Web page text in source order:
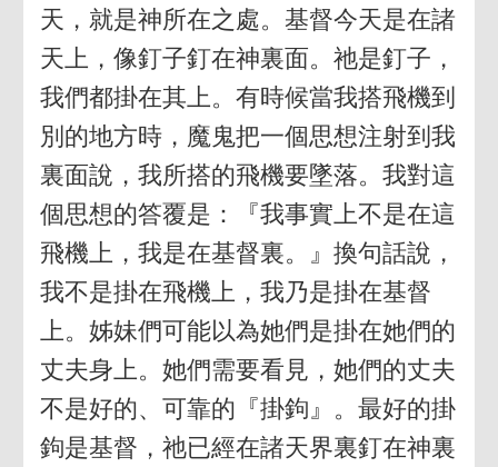
天，就是神所在之處。基督今天是在諸
天上，像釘子釘在神裏面。祂是釘子，
我們都掛在其上。有時候當我搭飛機到
別的地方時，魔鬼把一個思想注射到我
裏面說，我所搭的飛機要墜落。我對這
個思想的答覆是：『我事實上不是在這
飛機上，我是在基督裏。』換句話說，
我不是掛在飛機上，我乃是掛在基督
上。姊妹們可能以為她們是掛在她們的
丈夫身上。她們需要看見，她們的丈夫
不是好的、可靠的『掛鉤』。最好的掛
鉤是基督，祂已經在諸天界裏釘在神裏